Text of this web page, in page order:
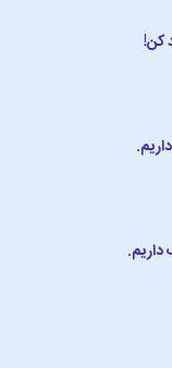
کن!
داریم.